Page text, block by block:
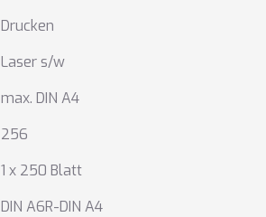
Drucken
Laser s/w
max. DIN A4
256
1 x 250 Blatt
DIN A6R-DIN A4